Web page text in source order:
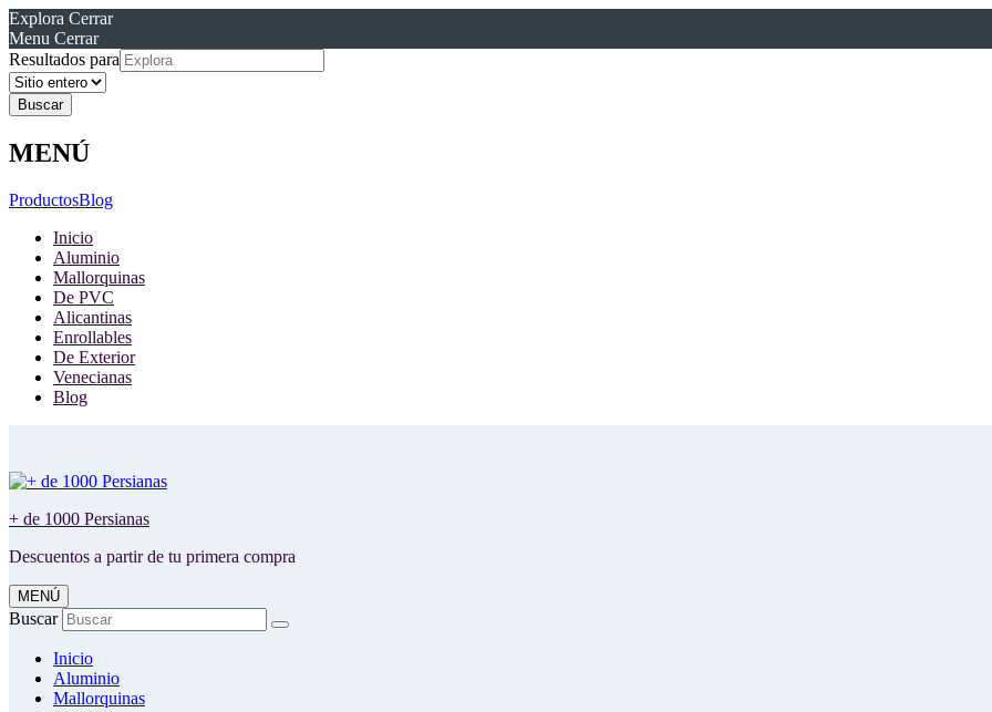
Explora Cerrar
Menu Cerrar
Resultados para
MENÚ
ProductosBlog
Inicio
Aluminio
Mallorquinas
De PVC
Alicantinas
Enrollables
De Exterior
Venecianas
Blog
+ de 1000 Persianas
Descuentos a partir de tu primera compra
MENÚ
Buscar
Inicio
Aluminio
Mallorquinas